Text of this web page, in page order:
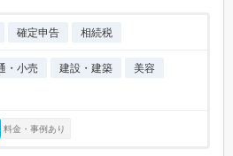
確定申告 相続税
・小売 建設・建築
美容
料金・事例あり